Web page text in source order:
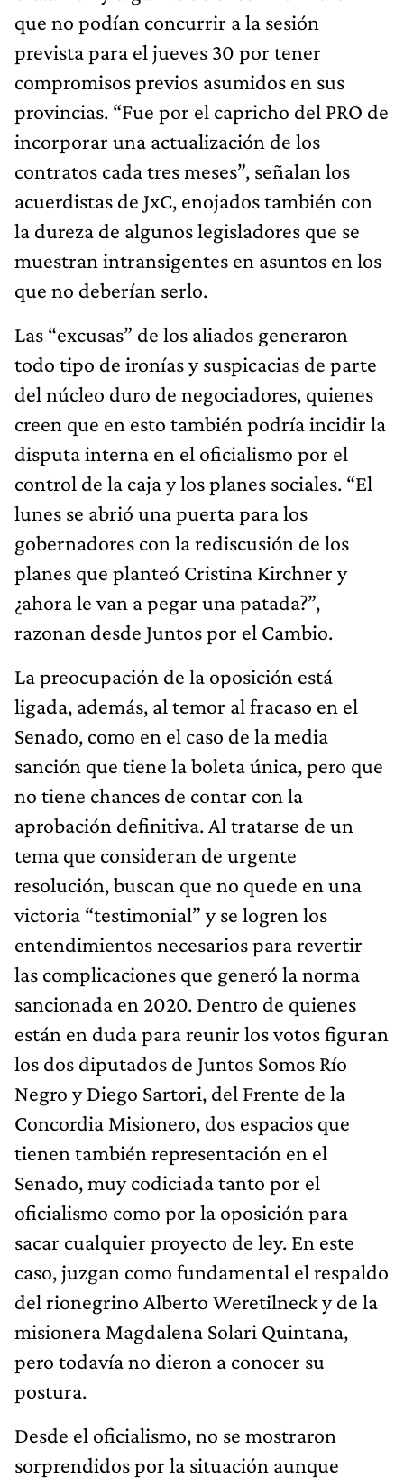
que no podían concurrir a la sesión
prevista para el jueves 30 por tener
compromisos previos asumidos en sus
provincias. “Fue por el capricho del PRO de
incorporar una actualización de los
contratos cada tres meses”, señalan los
acuerdistas de JxC, enojados también con
la dureza de algunos legisladores que se
muestran intransigentes en asuntos en los
que no deberían serlo.
Las “excusas” de los aliados generaron
todo tipo de ironías y suspicacias de parte
del núcleo duro de negociadores, quienes
creen que en esto también podría incidir la
disputa interna en el oficialismo por el
control de la caja y los planes sociales. “El
lunes se abrió una puerta para los
gobernadores con la rediscusión de los
planes que planteó Cristina Kirchner y
¿ahora le van a pegar una patada?”,
razonan desde Juntos por el Cambio.
La preocupación de la oposición está
ligada, además, al temor al fracaso en el
Senado, como en el caso de la media
sanción que tiene la boleta única, pero que
no tiene chances de contar con la
aprobación definitiva. Al tratarse de un
tema que consideran de urgente
resolución, buscan que no quede en una
victoria “testimonial” y se logren los
entendimientos necesarios para revertir
las complicaciones que generó la norma
sancionada en 2020. Dentro de quienes
están en duda para reunir los votos figuran
los dos diputados de Juntos Somos Río
Negro y Diego Sartori, del Frente de la
Concordia Misionero, dos espacios que
tienen también representación en el
Senado, muy codiciada tanto por el
oficialismo como por la oposición para
sacar cualquier proyecto de ley. En este
caso, juzgan como fundamental el respaldo
del rionegrino Alberto Weretilneck y de la
misionera Magdalena Solari Quintana,
pero todavía no dieron a conocer su
postura.
Desde el oficialismo, no se mostraron
sorprendidos por la situación aunque